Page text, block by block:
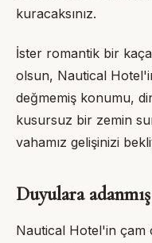
kuracaksınız.
İster romantik bir
olsun, Nautical Hotel
değmemiş konumu,
kusursuz bir zemin
vahamız gelişinizi
Duyulara
Nautical Hotel'in çam